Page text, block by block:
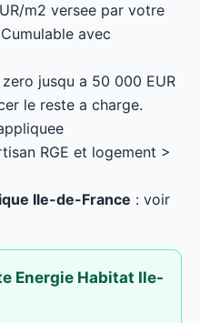
m2 versee par votre
avec
jusqu a 50 000 EUR
le reste a charge.
RGE et logement >
Ile-de-France : voir
Energie Habitat Ile-